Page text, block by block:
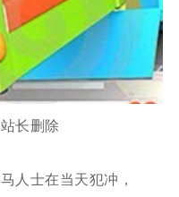
长删除
人士在当天犯冲，